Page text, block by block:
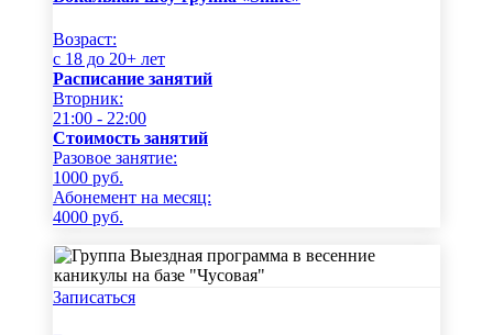
Возраст:
c 18 до 20+ лет
Расписание занятий
Вторник:
21:00 - 22:00
Стоимость занятий
Разовое занятие:
1000 руб.
Абонемент на месяц:
4000 руб.
Записаться